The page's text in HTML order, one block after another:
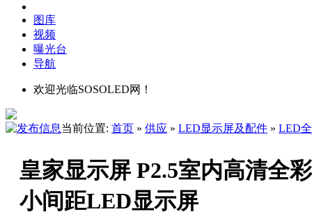
图库
视频
曝光台
导航
欢迎光临SOSOLED网！
当前位置: 首页 » 供应 » LED显示屏及配件 » LED
皇家显示屏 P2.5室内高清全
小间距LED显示屏